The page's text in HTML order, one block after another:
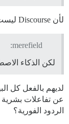
لأن Discourse ليست OpenAI أو Gemini أو SEO.
merefield:
لكن الذكاء
لديهم بالفعل كل
الردود الفورية؟